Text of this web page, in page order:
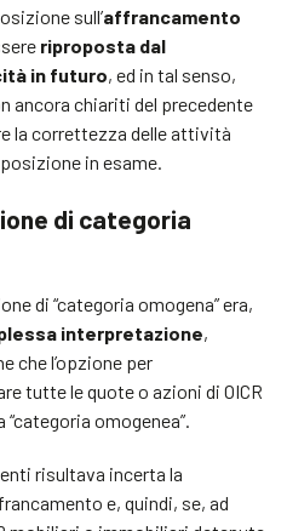
sull’affrancamento
riproposta dal
in futuro, ed in tal senso,
ancora chiariti del precedente
la correttezza delle attività
in esame.
di categoria
di “categoria omogena” era,
interpretazione,
che l’opzione per
tutte le quote o azioni di OICR
omogenea”.
risultava incerta la
e, quindi, se, ad